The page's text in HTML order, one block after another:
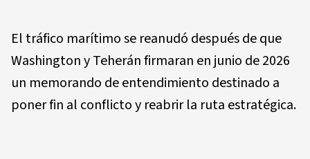
El tráfico marítimo se reanudó después de que
Washington y Teherán firmaran en junio de 2026
un memorando de entendimiento destinado a
poner fin al conflicto y reabrir la ruta estratégica.